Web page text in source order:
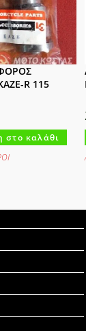
R 115
στο καλάθι